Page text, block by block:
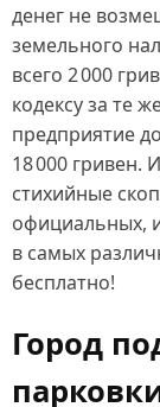
денег не
земельного
всего 2 000
кодексу за те
предприятие
18 000 гривен.
стихийные
официальных,
в самых
бесплатно!
Город